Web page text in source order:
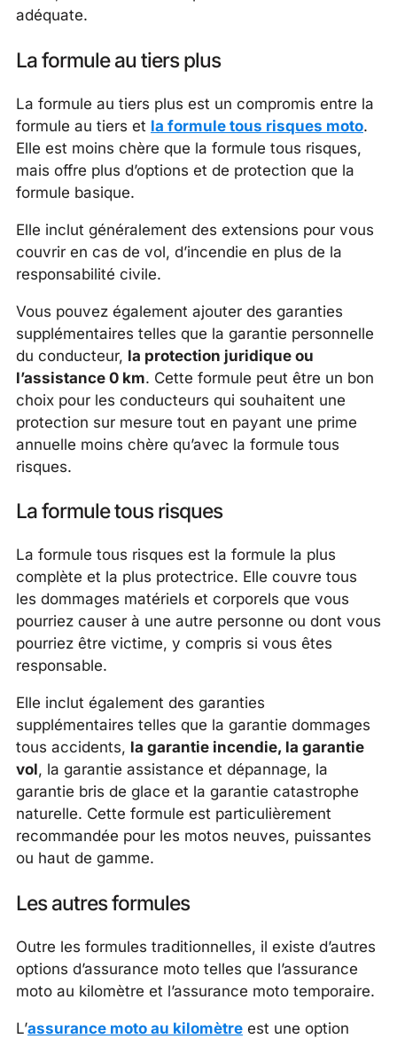
adéquate.
La formule au tiers plus
La formule au tiers plus est un compromis entre la
formule au tiers et la formule tous risques moto.
Elle est moins chère que la formule tous risques,
mais offre plus d’options et de protection que la
formule basique.
Elle inclut généralement des extensions pour vous
couvrir en cas de vol, d’incendie en plus de la
responsabilité civile.
Vous pouvez également ajouter des garanties
supplémentaires telles que la garantie personnelle
du conducteur, la protection juridique ou
l’assistance 0 km. Cette formule peut être un bon
choix pour les conducteurs qui souhaitent une
protection sur mesure tout en payant une prime
annuelle moins chère qu’avec la formule tous
risques.
La formule tous risques
La formule tous risques est la formule la plus
complète et la plus protectrice. Elle couvre tous
les dommages matériels et corporels que vous
pourriez causer à une autre personne ou dont vous
pourriez être victime, y compris si vous êtes
responsable.
Elle inclut également des garanties
supplémentaires telles que la garantie dommages
tous accidents, la garantie incendie, la garantie
vol, la garantie assistance et dépannage, la
garantie bris de glace et la garantie catastrophe
naturelle. Cette formule est particulièrement
recommandée pour les motos neuves, puissantes
ou haut de gamme.
Les autres formules
Outre les formules traditionnelles, il existe d’autres
options d’assurance moto telles que l’assurance
moto au kilomètre et l’assurance moto temporaire.
L’assurance moto au kilomètre est une option